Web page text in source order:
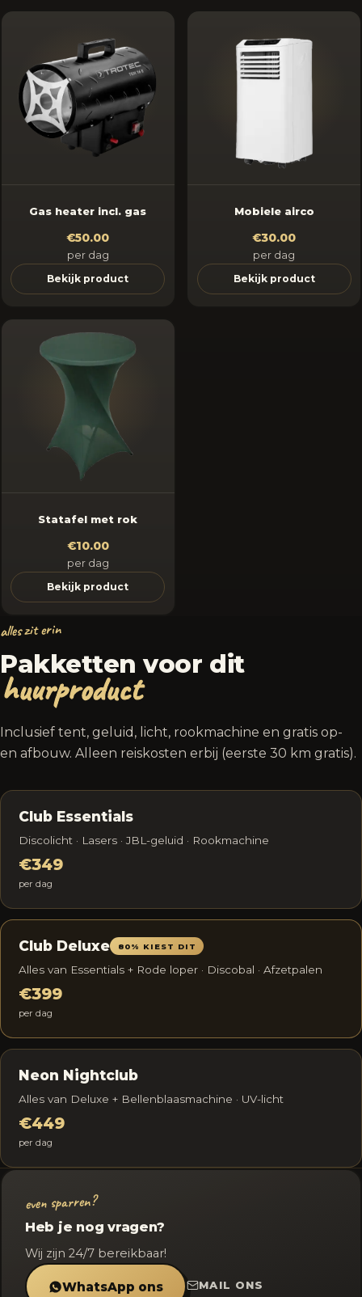
Gas heater incl. gas
€50.00
per dag
Bekijk product
Mobiele airco
€30.00
per dag
Bekijk product
Statafel met rok
€10.00
per dag
Bekijk product
alles zit erin
Pakketten voor dit
huurproduct
Inclusief tent, geluid, licht, rookmachine en gratis op-
en afbouw. Alleen reiskosten erbij (eerste 30 km gratis).
Club Essentials
Discolicht · Lasers · JBL-geluid · Rookmachine
€349
per dag
Club Deluxe 80% KIEST DIT
Alles van Essentials + Rode loper · Discobal · Afzetpalen
€399
per dag
Neon Nightclub
Alles van Deluxe + Bellenblaasmachine · UV-licht
€449
per dag
even sparren?
Heb je nog vragen?
Wij zijn 24/7 bereikbaar!
WhatsApp ons MAIL ONS